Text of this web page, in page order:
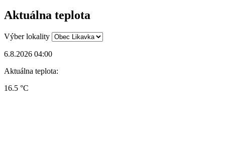
Aktuálna teplota
Výber lokality
6.8.2026 04:00
Aktuálna teplota:
16.5 °C